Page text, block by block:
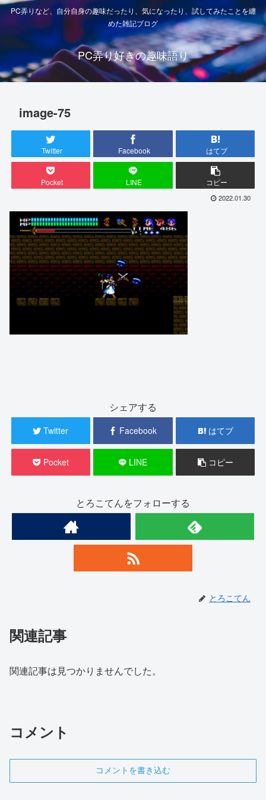
PC弄りなど、自分自身の趣味だったり、気になったり、試してみたことを纏
めた雑記ブログ
PC弄り好きの趣味語り
image-75
Twitter Facebook はてブ
Pocket LINE コピー
2022.01.30
シェアする
Twitter Facebook はてブ
Pocket LINE コピー
とろこてんをフォローする
とろこてん
関連記事
関連記事は見つかりませんでした。
コメント
コメントを書き込む